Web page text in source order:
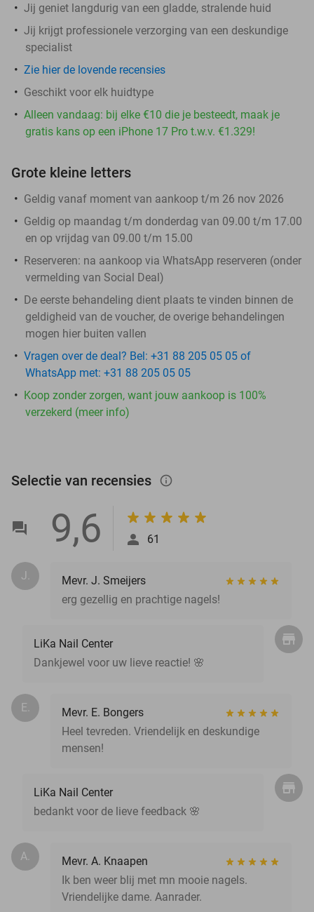
Jij geniet langdurig van een gladde, stralende huid
Jij krijgt professionele verzorging van een deskundige
specialist
Zie hier de lovende recensies
Geschikt voor elk huidtype
Alleen vandaag: bij elke €10 die je besteedt, maak je
gratis kans op een iPhone 17 Pro t.w.v. €1.329!
Grote kleine letters
Geldig vanaf moment van aankoop t/m 26 nov 2026
Geldig op maandag t/m donderdag van 09.00 t/m 17.00
en op vrijdag van 09.00 t/m 15.00
Reserveren: na aankoop via WhatsApp reserveren (onder
vermelding van Social Deal)
De eerste behandeling dient plaats te vinden binnen de
geldigheid van de voucher, de overige behandelingen
mogen hier buiten vallen
Vragen over de deal? Bel: +31 88 205 05 05 of
WhatsApp met: +31 88 205 05 05
Koop zonder zorgen, want jouw aankoop is 100%
verzekerd (meer info)
Selectie van recensies info_outlined
9,6 61
J.
Mevr. J. Smeijers
erg gezellig en prachtige nagels!
LiKa Nail Center
Dankjewel voor uw lieve reactie! 🌸
E.
Mevr. E. Bongers
Heel tevreden. Vriendelijk en deskundige
mensen!
LiKa Nail Center
bedankt voor de lieve feedback 🌸
A.
Mevr. A. Knaapen
Ik ben weer blij met mn mooie nagels.
Vriendelijke dame. Aanrader.